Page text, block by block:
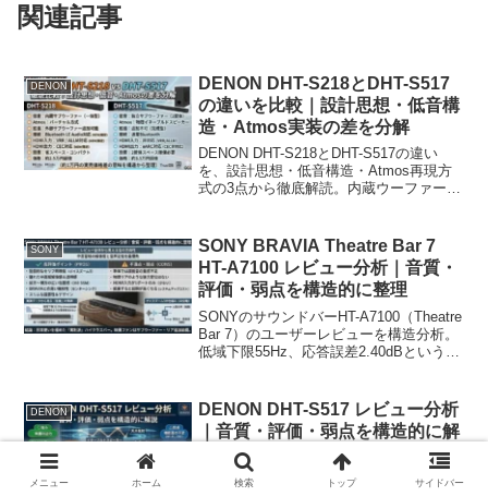
関連記事
DENON
DENON DHT-S218とDHT-S517
の違いを比較｜設計思想・低音構
造・Atmos実装の差を分解
DENON DHT-S218とDHT-S517の違い
を、設計思想・低音構造・Atmos再現方
式の3点から徹底解読。内蔵ウーファー
ャルのAtmos実装の差を専門的に分解。
仕様の列挙を超えた「構造的意味」を整
理します。
SONY
SONY BRAVIA Theatre Bar 7
HT-A7100 レビュー分析｜音質・
評価・弱点を構造的に整理
SONYのサウンドバーHT-A7100（Theatre
Bar 7）のユーザーレビューを構造分析。
低域下限55Hz、応答誤差2.40dBという実
専門メディアの視点で冷徹に解剖しま
す。
DENON
DENON DHT-S517 レビュー分析
｜音質・評価・弱点を構造的に解
DENON DHT-S517のユーザー評価を構造
メニュー ホーム 検索 トップ サイドバー